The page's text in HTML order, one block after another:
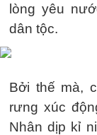
lòng yêu
dân tộc.
Bởi thế mà,
rưng xúc
Nhân dịp kỉ